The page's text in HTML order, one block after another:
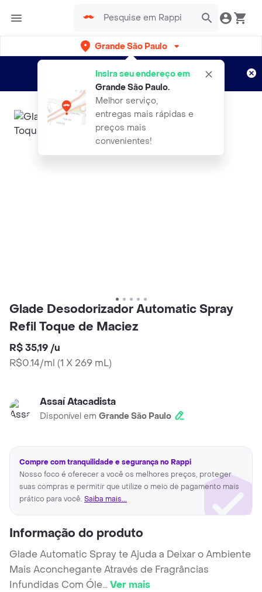
Grande São Paulo
Insira seu endereço em
Grande São Paulo.
Melhor serviço,
entregas mais rápidas e
preços mais
convenientes!
Entregas grátis por 15 dias!
Aplicam T&C
Glade Desodorizador Automatic Spray
Refil Toque de Maciez
R$ 35,19 /u
R$0.14/ml (1 X 269 mL)
Assaí Atacadista
Disponível em Grande São Paulo
Compre com tranquilidade e segurança no Rappi
Nosso foco é oferecer a você os melhores preços, proteger
suas compras e permitir que utilize o meio de pagamento mais
prático para você. Saiba mais...
Informação do produto
Glade Automatic Spray te Ajuda a Deixar o Ambiente
Mais Aconchegante Através de Fragrâncias
Infundidas Com Óle...Ver mais